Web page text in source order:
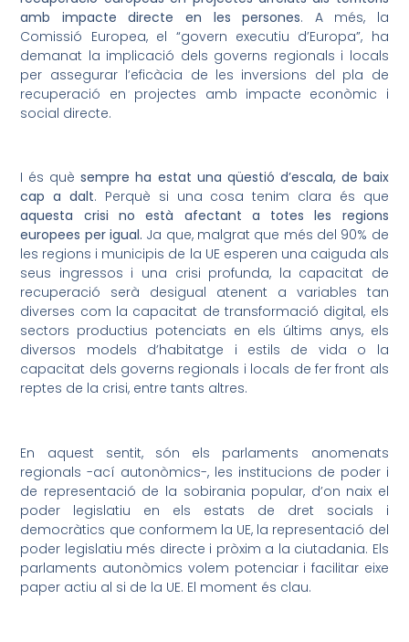
amb impacte directe en les persones. A més, la
Comissió Europea, el “govern executiu d’Europa”, ha
demanat la implicació dels governs regionals i locals
per assegurar l’eficàcia de les inversions del pla de
recuperació en projectes amb impacte econòmic i
social directe.
I és quèsempre ha estat una qüestió d’escala, de baix
cap a dalt. Perquè si una cosa tenim clara és que
aquesta crisi no està afectant a totes les regions
europees per igual. Ja que, malgrat que més del 90% de
les regions i municipis de la UE esperen una caiguda als
seus ingressos i una crisi profunda, la capacitat de
recuperació serà desigual atenent a variables tan
diverses com la capacitat de transformació digital, els
sectors productius potenciats en els últims anys, els
diversos models d’habitatge i estils de vida o la
capacitat dels governs regionals i locals de fer front als
reptes de la crisi, entre tants altres.
En aquest sentit, són els parlaments anomenats
regionals -ací autonòmics-, les institucions de poder i
de representació de la sobirania popular, d’on naix el
poder legislatiu en els estats de dret socials i
democràtics que conformem la UE, la representació del
poder legislatiu més directe i pròxim a la ciutadania. Els
parlaments autonòmics volem potenciar i facilitar eixe
paper actiu al si de la UE. El moment és clau.